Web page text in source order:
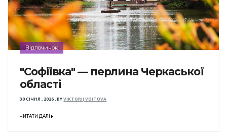
Відпочинок
"Софіївка" — перлина Черкаської
області
30 СІЧНЯ , 2026,BYVIKTORIJ VOITOVA
ЧИТАТИ ДАЛІ